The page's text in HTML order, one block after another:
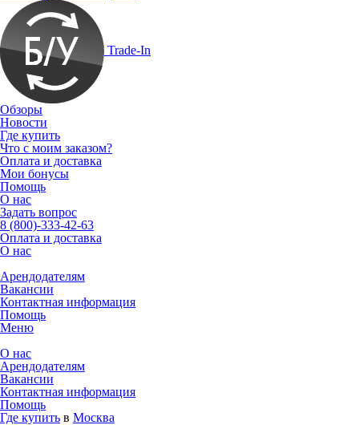
Trade-In
Обзоры
Новости
Где купить
Что с моим заказом?
Оплата и доставка
Мои бонусы
Помощь
О нас
Задать вопрос
8 (800)-333-42-63
Оплата и доставка
О нас
Арендодателям
Вакансии
Контактная информация
Помощь
Меню
О нас
Арендодателям
Вакансии
Контактная информация
Помощь
Где купить в Москва